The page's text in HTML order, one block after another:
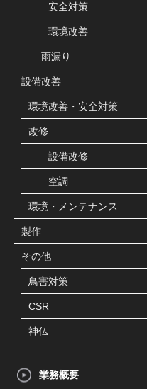
安全対策
環境改善
雨漏り
設備改善
環境改善・安全対策
改修
設備改修
空調
環境・メンテナンス
製作
その他
鳥害対策
CSR
神仏
業務概要